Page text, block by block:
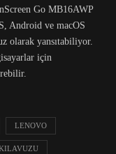
Go MB16AWP
Android ve macOS
olarak yansıtabiliyor.
için
LENOVO